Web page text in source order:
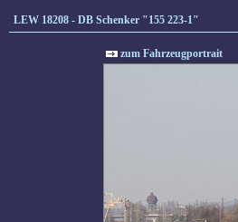
LEW 18208 - DB Schenker "155 223-1"
zum Fahrzeugportrait